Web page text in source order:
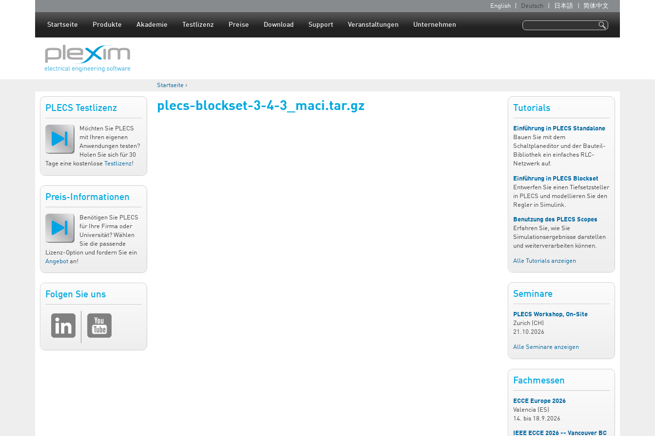
S
English Deutsch 日本語 简体中文
Startseite Produkte Akademie Testlizenz Preise Download Support Veranstaltungen Unternehmen
Suchformular
Suche
Sie sind hier
Startseite ›
plecs-blockset-3-4-3_maci.tar.gz
PLECS Testlizenz
Möchten Sie PLECS
mit Ihren eigenen
Anwendungen testen?
Holen Sie sich für 30
Tage eine kostenlose Testlizenz!
Preis-Informationen
Benötigen Sie PLECS
für Ihre Firma oder
Universität? Wählen
Sie die passende
Lizenz-Option und fordern Sie ein
Angebot an!
Folgen Sie uns
Tutorials
Einführung in PLECS Standalone
Bauen Sie mit dem
Schaltplaneditor und der Bauteil-
Bibliothek ein einfaches RLC-
Netzwerk auf.
Einführung in PLECS Blockset
Entwerfen Sie einen Tiefsetzsteller
in PLECS und modellieren Sie den
Regler in Simulink.
Benutzung des PLECS Scopes
Erfahren Sie, wie Sie
Simulationsergebnisse darstellen
und weiterverarbeiten können.
Alle Tutorials anzeigen
Seminare
PLECS Workshop, On-Site
Zurich (CH)
21.10.2026
Alle Seminare anzeigen
Fachmessen
ECCE Europe 2026
Valencia (ES)
14.
bis 18.9.2026
IEEE ECCE 2026 -- Vancouver BC